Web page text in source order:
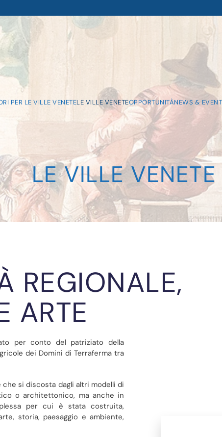
PER LE VILLE VENETELE VILLE VENETEOPPORTUNITÀNEWS &
LE VILLE VENETE
REGIONALE,
ARTE
per conto del patriziato della
dei Domini di Terraferma tra
si discosta dagli altri modelli di
o architettonico, ma anche in
per cui è stata costruita,
storia, paesaggio e ambiente,